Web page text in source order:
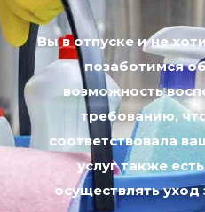
Вы в отпуске и не
позаботимся
возможность
требованию,
соответствовала
услуг также
осуществлять